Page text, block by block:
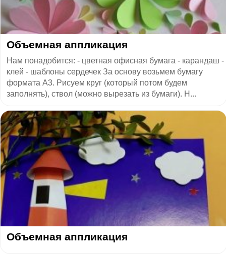
Объемная аппликация
Нам понадобится: - цветная офисная бумага - карандаш -
клей - шаблоны сердечек За основу возьмем бумагу
формата А3. Рисуем круг (который потом будем
заполнять), ствол (можно вырезать из бумаги). Н...
Объемная аппликация